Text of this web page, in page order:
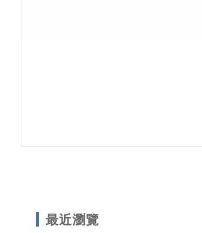
最近瀏覽